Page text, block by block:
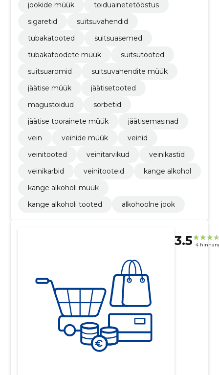
jookide müük
toiduainetetööstus
sigaretid
suitsuvahendid
tubakatooted
suitsuasemed
tubakatoodete müük
suitsutooted
suitsuaromid
suitsuvahendite müük
jäätise müük
jäätisetooted
magustoidud
sorbetid
jäätise toorainete müük
jäätisemasinad
vein
veinide müük
veinid
veinitooted
veinitarvikud
veinikastid
veinikarbid
veinitooteid
kange alkohol
kange alkoholi müük
kange alkoholi tooted
alkohoolne jook
3.5 4